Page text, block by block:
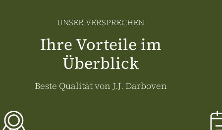
UNSER VERSPRECHEN
Ihre Vorteile im
Überblick
Beste Qualität von J.J. Darboven